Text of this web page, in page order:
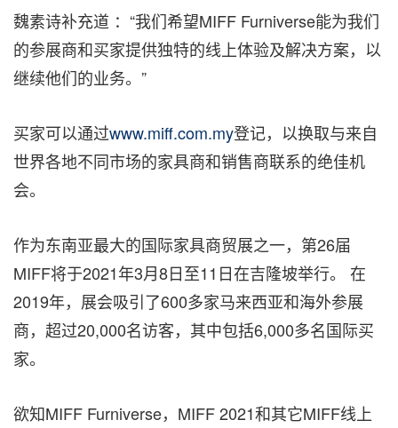
魏素诗补充道 ：“我们希望MIFF Furniverse能为我们
的参展商和买家提供独特的线上体验及解决方案，以
继续他们的业务。”
买家可以通过www.miff.com.my登记，以换取与来自
世界各地不同市场的家具商和销售商联系的绝佳机
会。
作为东南亚最大的国际家具商贸展之一，第26届
MIFF将于2021年3月8日至11日在吉隆坡举行。 在
2019年，展会吸引了600多家马来西亚和海外参展
商，超过20,000名访客，其中包括6,000多名国际买
家。
欲知MIFF Furniverse，MIFF 2021和其它MIFF线上